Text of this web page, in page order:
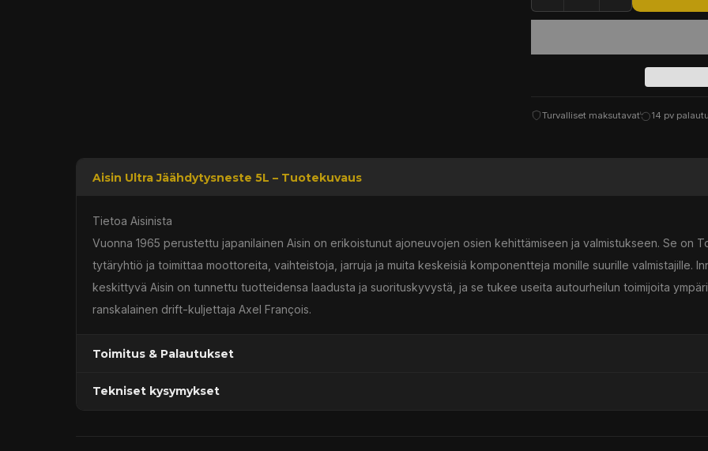
Turvalliset maksutavat 14 pv
Aisin Ultra Jäähdytysneste 5L – Tuotekuvaus
Tietoa Aisinista
Vuonna 1965 perustettu japanilainen Aisin on erikoistunut ajoneuvojen osien kehittämiseen ja valmistukseen. Se on
tytäryhtiö ja toimittaa moottoreita, vaihteistoja, jarruja ja muita keskeisiä komponentteja monille suurille valmistajille.
keskittyvä Aisin on tunnettu tuotteidensa laadusta ja suorituskyvystä, ja se tukee useita autourheilun toimijoita
ranskalainen drift-kuljettaja Axel François.
Toimitus & Palautukset
Tekniset kysymykset